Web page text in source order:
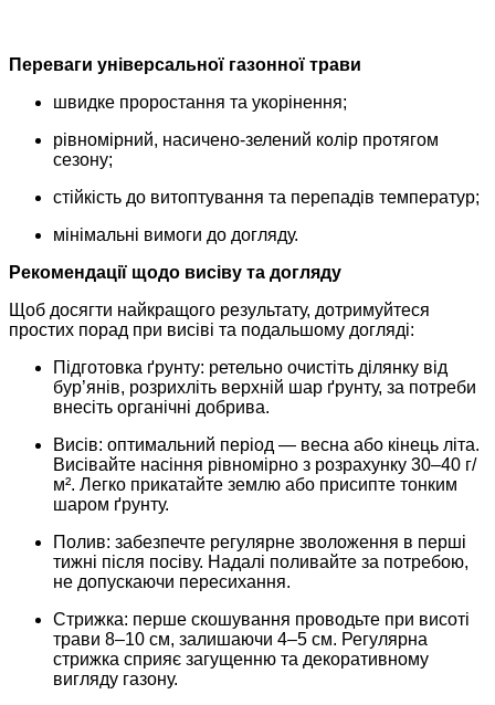
Переваги універсальної газонної трави
швидке проростання та укорінення;
рівномірний, насичено-зелений колір протягом
сезону;
стійкість до витоптування та перепадів температур;
мінімальні вимоги до догляду.
Рекомендації щодо висіву та догляду
Щоб досягти найкращого результату, дотримуйтеся
простих порад при висіві та подальшому догляді:
Підготовка ґрунту: ретельно очистіть ділянку від
бур’янів, розрихліть верхній шар ґрунту, за потреби
внесіть органічні добрива.
Висів: оптимальний період — весна або кінець літа.
Висівайте насіння рівномірно з розрахунку 30–40 г/
м². Легко прикатайте землю або присипте тонким
шаром ґрунту.
Полив: забезпечте регулярне зволоження в перші
тижні після посіву. Надалі поливайте за потребою,
не допускаючи пересихання.
Стрижка: перше скошування проводьте при висоті
трави 8–10 см, залишаючи 4–5 см. Регулярна
стрижка сприяє загущенню та декоративному
вигляду газону.